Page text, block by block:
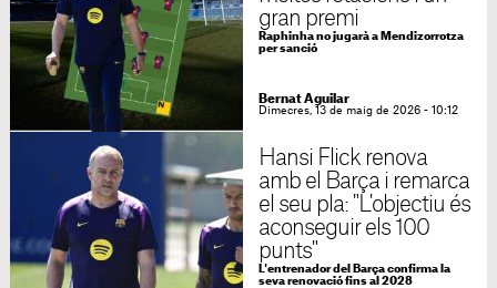
gran premi
Raphinha no jugarà a Mendizorrotza
per sanció
Bernat Aguilar
Dimecres, 13 de maig de 2026 - 10:12
Hansi Flick renova
amb el Barça i remarca
el seu pla: "L'objectiu és
aconseguir els 100
punts"
L'entrenador del Barça confirma la
seva renovació fins al 2028